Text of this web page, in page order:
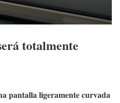
totalmente
pantalla ligeramente curvada